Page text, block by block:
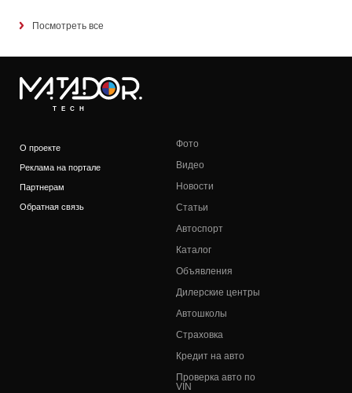
Посмотреть все
TECH
О проекте
Реклама на портале
Партнерам
Обратная связь
Фото
Видео
Новости
Статьи
Автоспорт
Каталог
Объявления
Дилерские центры
Автошколы
Страховка
Кредит на авто
Проверка авто по
VIN